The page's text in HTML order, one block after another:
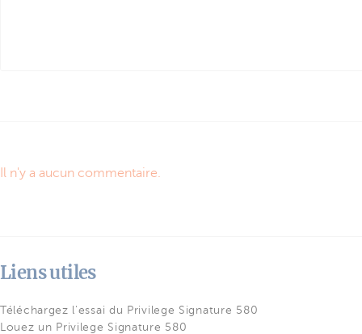
Il n'y a aucun commentaire.
Liens utiles
Téléchargez l'essai du Privilege Signature 580
Louez un Privilege Signature 580